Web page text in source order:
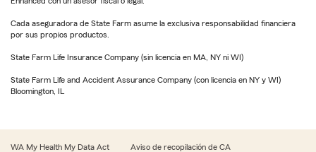
Cada aseguradora de State Farm asume la exclusiva responsabilidad financiera
por sus propios productos.
State Farm Life Insurance Company (sin licencia en MA, NY ni WI)
State Farm Life and Accident Assurance Company (con licencia en NY y WI)
Bloomington, IL
WA My Health My Data Act Aviso de recopilación de CA